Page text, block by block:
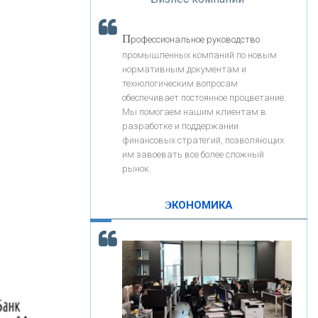
«РОСЕВРОБАНК»
«ПРЕСС-СЛУЖБА ВТБ24»
«АВТОГРАДБАНК»
КОНТАКТЫ
«Интервью»
Скорость - один из главных трендов в
кредитовании бизнеса - «Интервью»
Профессиональное руководство
промышленных компаний по новым
нормативным документам и
технологическим вопросам
обеспечивает постоянное процветание.
Мы помогаем нашим клиентам в
разработке и поддержании
финансовых стратегий, позволяющих
им завоевать все более сложный
рынок.
ЭКОНОМИКА